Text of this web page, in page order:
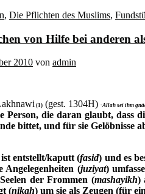
, Die Pflichten des Muslims,
von Hilfe bei anderen
2010 von admin
(1) (gest. 1304H) -Allah sei ihm
Person, die daran glaubt, dass
bittet, und für sie Gelöbnisse
entstellt/kaputt (fasid) und es
Angelegenheiten (juziyat)
der Frommen (mashayikh)
(nikah) um sie als Zeugen (für